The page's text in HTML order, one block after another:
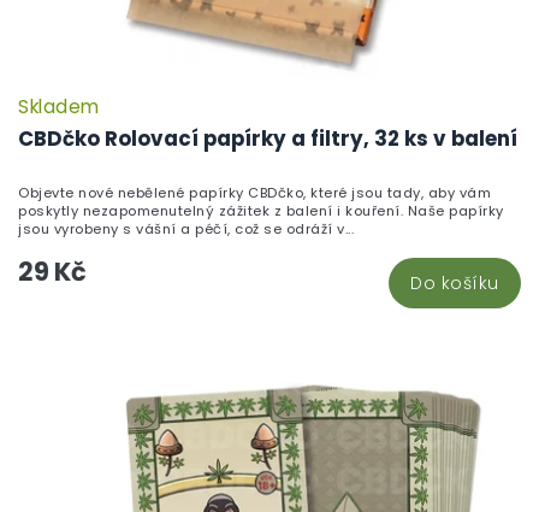
CBDčko Rolovací papírky a filtry, 32 ks v balení
Skladem
29 Kč Do košíku
Objevte nové nebělené papírky CBDčko, které jsou tady, aby vám
poskytly nezapomenutelný zážitek z balení i kouření. Naše papírky
jsou vyrobeny s vášní a péčí, což se odráží v...